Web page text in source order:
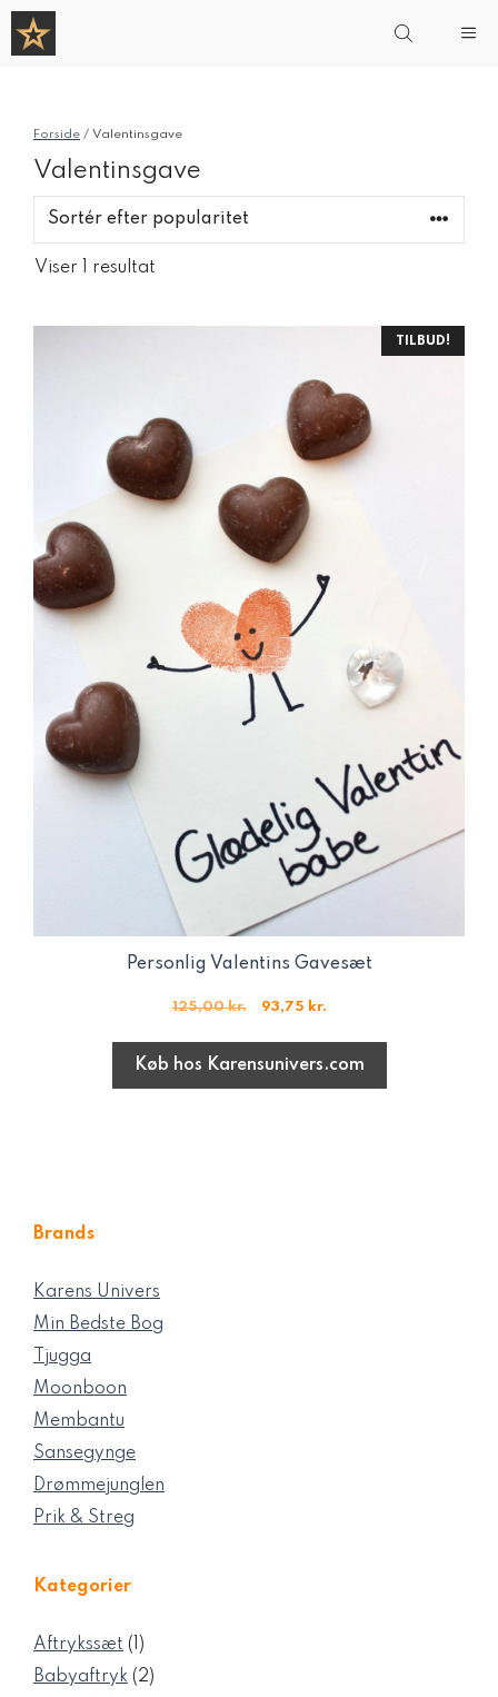
Hop
indhold
Forside / Valentinsgave
Valentinsgave
Viser 1 resultat
TILBUD!
Personlig Valentins Gavesæt
125,00kr.
Den
pris
93,75 kr.Den
Køb hos Karensunivers.com
Brands
Karens Univers
Min Bedste Bog
Tjugga
Moonboon
Membantu
Sansegynge
Drømmejunglen
Prik & Streg
Kategorier
Aftrykssæt
1
vare
Babyaftryk 22